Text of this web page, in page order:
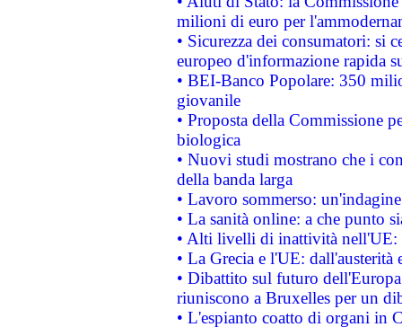
milioni di euro per
• Sicurezza dei consumatori: si
europeo d'informazione rapida
• BEI-Banco Popolare: 350
giovanile
• Proposta della Commissione
biologica
• Nuovi studi mostrano che i
della banda larga
• Lavoro sommerso:
• La sanità online: a che punto
• Alti livelli di inattività nell'UE:
• La Grecia e l'UE: dall'austerità
• Dibattito sul futuro
riuniscono a Bruxelles per un
• L'espianto coatto di organi in